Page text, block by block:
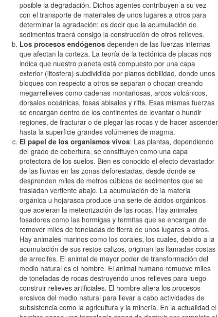
posible la degradación. Dichos agentes contribuyen a su vez
con el transporte de materiales de unos lugares a otros para
determinar la agradación; es decir que la acumulación de
sedimentos traerá consigo la construcción de otros relieves.
Los procesos endógenos dependen de las fuerzas internas
que afectan la corteza. La teoría de la tectónica de placas nos
indica que nuestro planeta está compuesto por una capa
exterior (litosfera) subdividida por planos debilidad, donde unos
bloques con respecto a otros se separan o chocan creando
megarrelieves como cadenas montañosas, arcos volcánicos,
dorsales oceánicas, fosas abisales y rifts. Esas mismas fuerzas
se encargan dentro de los continentes de levantar o hundir
regiones, de fracturar o de plegar las rocas y de hacer ascender
hasta la superficie grandes volúmenes de magma.
El papel de los organismos vivos: Las plantas, dependiendo
del grado de cobertura, se constituyen como una capa
protectora de los suelos. Bien es conocido el efecto devastador
de las lluvias en las zonas deforestadas, desde donde se
desprenden miles de metros cúbicos de sedimentos que se
trasladan vertiente abajo. La acumulación de la materia
orgánica u hojarasca produce una serie de ácidos orgánicos
que aceleran la meteorización de las rocas. Hay animales
fosadores como las hormigas y termitas que se encargan de
remover miles de toneladas de tierra de unos lugares a otros.
Hay animales marinos como los corales, los cuales, debido a la
acumulación de sus restos calizos, originan las llamadas costas
de arrecifes. El animal de mayor poder de transformación del
medio natural es el hombre. El animal humano remueve miles
de toneladas de rocas destruyendo unos relieves para luego
construir relieves artificiales. El hombre altera los procesos
erosivos del medio natural para llevar a cabo actividades de
subsistencia como la agricultura y la minería. En la actualidad el